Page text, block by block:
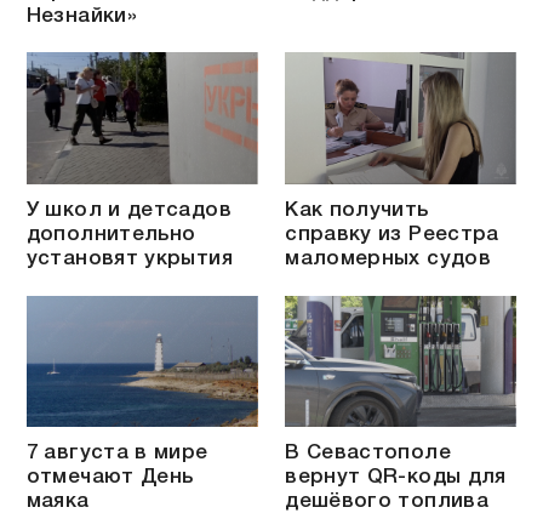
Незнайки»
У школ и детсадов
дополнительно
установят укрытия
Как получить
справку из Реестра
маломерных судов
7 августа в мире
отмечают День
маяка
В Севастополе
вернут QR-коды для
дешёвого топлива